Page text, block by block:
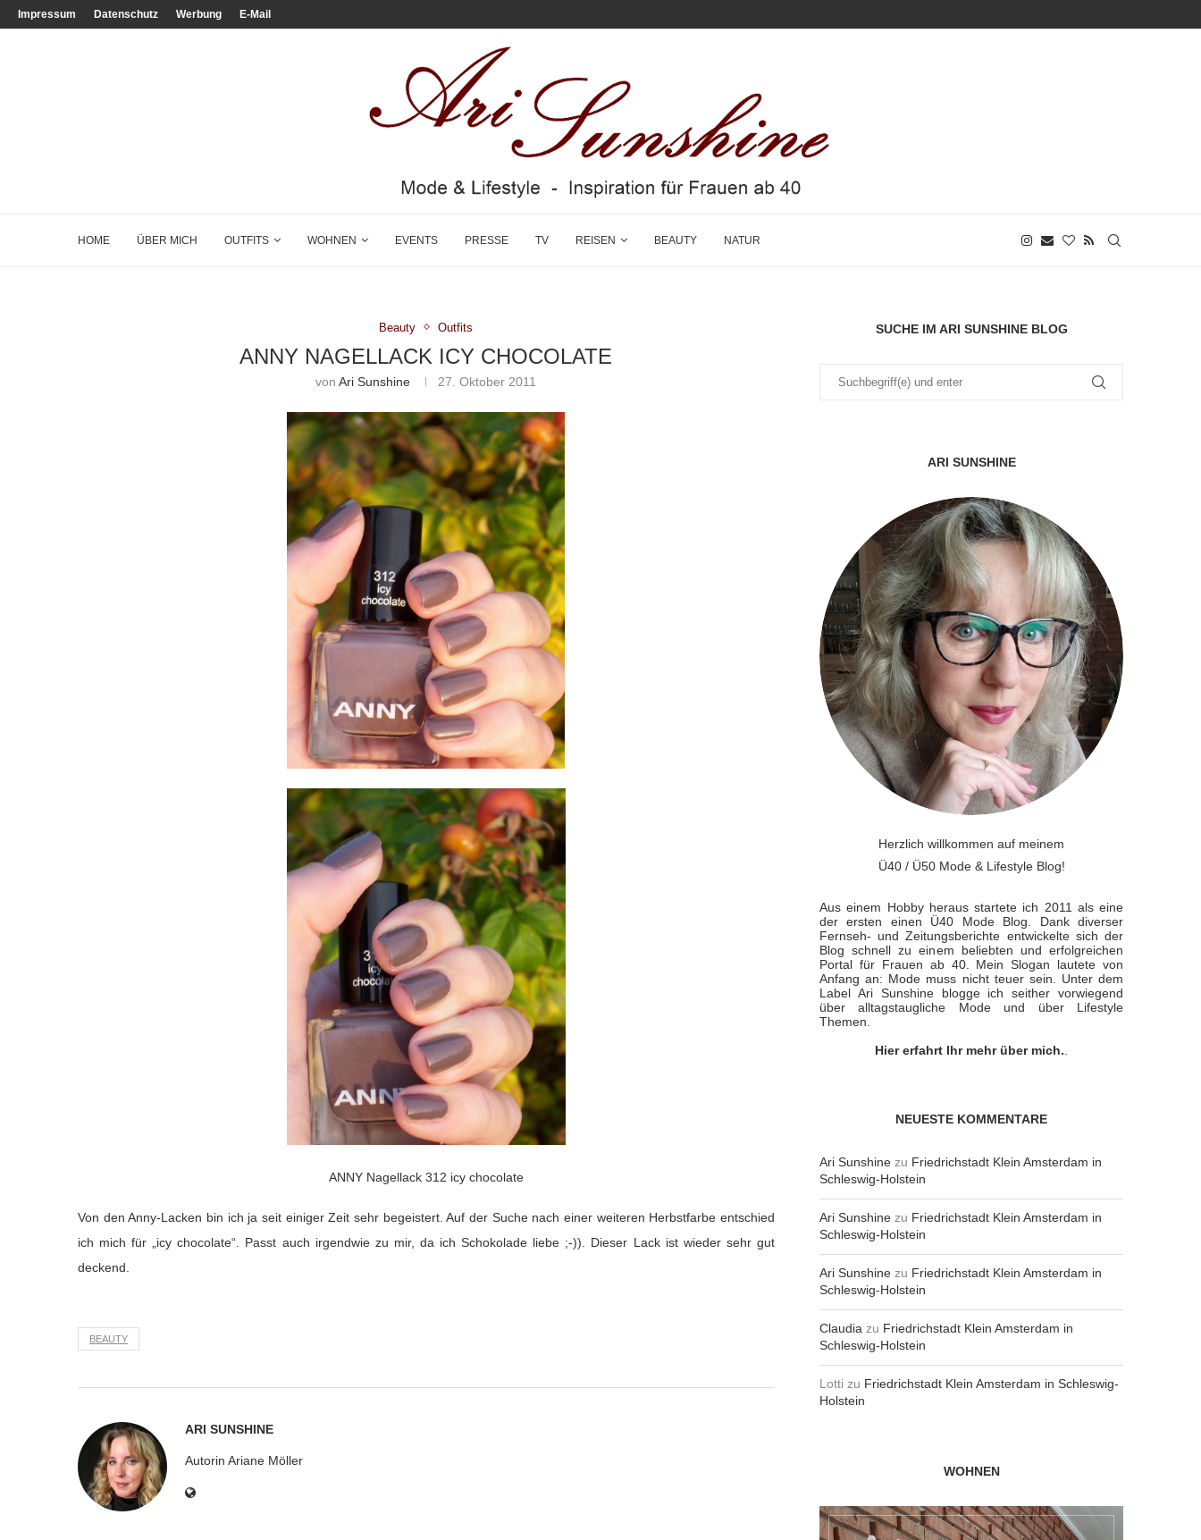
Impressum Datenschutz Werbung E-Mail
HOME ÜBER MICH OUTFITS WOHNEN EVENTS PRESSE TV REISEN BEAUTY NATUR
Beauty Outfits
ANNY NAGELLACK ICY CHOCOLATE
vonAri Sunshine 27. Oktober 2011
ANNY Nagellack 312 icy chocolate
Von den Anny-Lacken bin ich ja seit einiger Zeit sehr begeistert. Auf der Suche nach einer weiteren Herbstfarbe entschied
ich mich für „icy chocolate“. Passt auch irgendwie zu mir, da ich Schokolade liebe ;-)). Dieser Lack ist wieder sehr gut
deckend.
BEAUTY
ARI SUNSHINE
Autorin Ariane Möller
SUCHE IM ARI SUNSHINE BLOG
ARI SUNSHINE
Herzlich willkommen auf meinem
Ü40 / Ü50 Mode & Lifestyle Blog!
Aus einem Hobby heraus startete ich 2011 als eine
der ersten einen Ü40 Mode Blog. Dank diverser
Fernseh- und Zeitungsberichte entwickelte sich der
Blog schnell zu einem beliebten und erfolgreichen
Portal für Frauen ab 40. Mein Slogan lautete von
Anfang an: Mode muss nicht teuer sein. Unter dem
Label Ari Sunshine blogge ich seither vorwiegend
über alltagstaugliche Mode und über Lifestyle
Themen.
Hier erfahrt Ihr mehr über mich..
NEUESTE KOMMENTARE
Ari Sunshine zu Friedrichstadt Klein Amsterdam in
Schleswig-Holstein
Ari Sunshine zu Friedrichstadt Klein Amsterdam in
Schleswig-Holstein
Ari Sunshine zu Friedrichstadt Klein Amsterdam in
Schleswig-Holstein
Claudia zu Friedrichstadt Klein Amsterdam in
Schleswig-Holstein
Lotti zu Friedrichstadt Klein Amsterdam in Schleswig-
Holstein
WOHNEN